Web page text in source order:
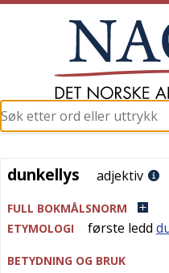
dunkellys
dunkellys adjektiv
FULL BOKMÅLSNORM
ETYMOLOGI
første ledd
BETYDNING OG BRUK